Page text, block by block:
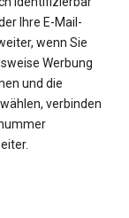
Ihre E-Mail-
wenn Sie
Werbung
und die
verbinden